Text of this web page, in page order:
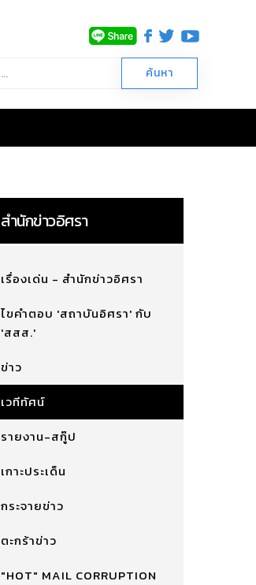
สำนักข่าวอิศรา
เรื่องเด่น - สำนักข่าวอิศรา
ไขคำตอบ 'สถาบันอิศรา' กับ
'สสส.'
ข่าว
เวทีทัศน์
รายงาน-สกู๊ป
เกาะประเด็น
กระจายข่าว
ตะกร้าข่าว
"HOT" MAIL CORRUPTION